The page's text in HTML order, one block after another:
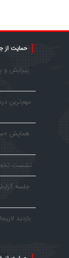
حمایت از
پیرایش و
مهم‌ترین
همایش
نشست
جلسه
بازدید